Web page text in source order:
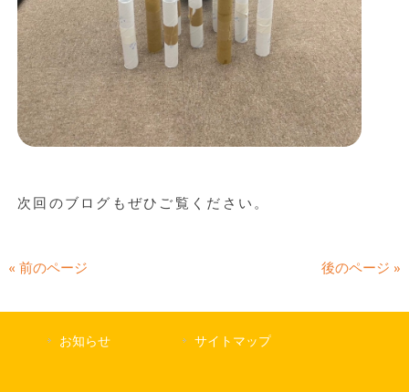
次回のブログもぜひご覧ください。
« 前のページ 後のページ »
お知らせ サイトマップ